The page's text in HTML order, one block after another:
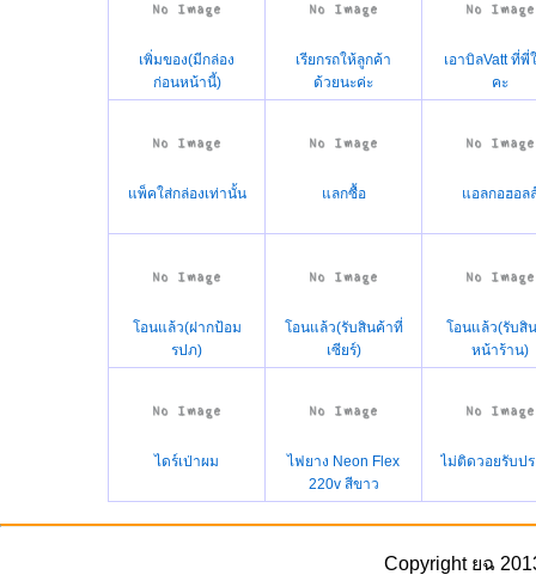
เพิ่มของ(มีกล่อง
ก่อนหน้านี้)
เรียกรถให้ลูกค้า
ด้วยนะค่ะ
เอาบิลVatt ที่พี่
คะ
แพ็คใส่กล่องเท่านั้น แลกซื้อ แอลกอฮอล
โอนแล้ว(ฝากป้อม
รปภ)
โอนแล้ว(รับสินค้าที่
เซียร์)
โอนแล้ว(รับสิ
หน้าร้าน)
ไดร์เป่าผม
ไฟยาง Neon Flex
220v สีขาว
ไม่ติดวอยรับป
Copyright ยฉ